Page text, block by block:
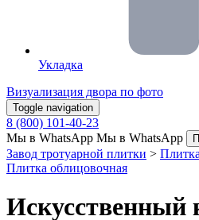
Укладка
Визуализация двора по фото
Toggle navigation
8 (800) 101-40-23
Мы в WhatsApp Мы в WhatsApp
Завод тротуарной плитки >
Плитка облицовочная
Искусственный